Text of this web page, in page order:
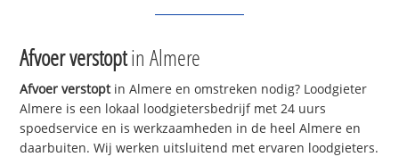
Afvoer verstoptin Almere
Afvoer verstoptin Almere en omstreken nodig? Loodgieter
Almere is een lokaal loodgietersbedrijf met 24 uurs
spoedservice en is werkzaamheden in de heel Almere en
daarbuiten. Wij werken uitsluitend met ervaren loodgieters.